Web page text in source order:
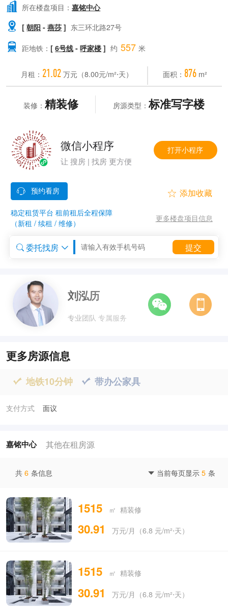

 所在楼盘项目：嘉铭中心
 [朝阳 -燕莎 ] 东三环北路27号
 距地铁： [6号线 -呼家楼 ] 约 557 米
月租： 21.02 万元（8.00元/m²⋅天） 面积： 876 m²
装修： 精装修 房源类型：标准写字楼
微信小程序
让 搜房 | 找房 更方便
打开小程序
稳定租赁平台 租前租后全程保障
（新租 / 续租 / 维修）

更多楼盘项目信息
 委托找房  提交
刘泓历
专业团队 专属服务
更多房源信息
 地铁10分钟  带办公家具
支付方式 面议
嘉铭中心 其他在租房源
共 6 条信息  当前每页显示 5 条
1515 ㎡ 精装修
30.91 万元/月（6.8 元/m²⋅天）
1515 ㎡ 精装修
30.91 万元/月（6.8 元/m²⋅天）